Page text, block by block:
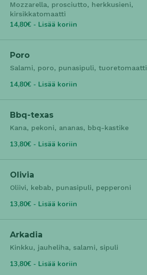
Mozzarella, prosciutto, herkkusieni,
kirsikkatomaatti
14,80€ - Lisää koriin
Poro
Salami, poro, punasipuli, tuoretomaatti
14,80€ - Lisää koriin
Bbq-texas
Kana, pekoni, ananas, bbq-kastike
13,80€ - Lisää koriin
Olivia
Oliivi, kebab, punasipuli, pepperoni
13,80€ - Lisää koriin
Arkadia
Kinkku, jauheliha, salami, sipuli
13,80€ - Lisää koriin